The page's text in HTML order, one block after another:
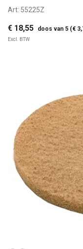
Art: 55225Z
€ 18,55 doos van 5 (€
Excl. BTW